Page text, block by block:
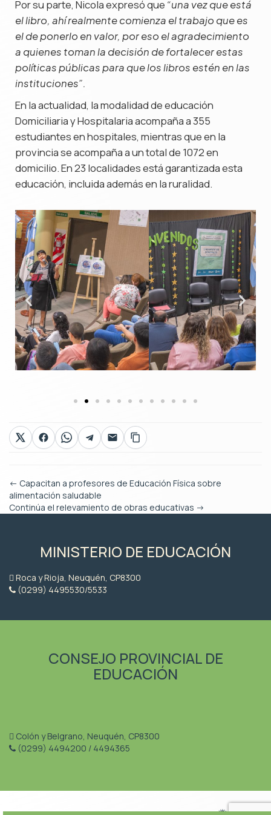
Por su parte, Nicola expresó que “una vez que está
el libro, ahí realmente comienza el trabajo que es
el de ponerlo en valor, por eso el agradecimiento
a quienes toman la decisión de fortalecer estas
políticas públicas para que los libros estén en las
instituciones”.
En la actualidad, la modalidad de educación
Domiciliaria y Hospitalaria acompaña a 355
estudiantes en hospitales, mientras que en la
provincia se acompaña a un total de 1072 en
domicilio. En 23 localidades está garantizada esta
educación, incluida además en la ruralidad.
← Capacitan a profesores de Educación Física sobre
alimentación saludable
Continúa el relevamiento de obras educativas →
MINISTERIO DE EDUCACIÓN
Roca y Rioja, Neuquén, CP8300
(0299) 4495530/5533
CONSEJO PROVINCIAL DE
EDUCACIÓN
Colón y Belgrano, Neuquén, CP8300
(0299) 4494200 / 4494365